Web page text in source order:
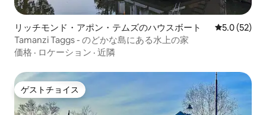
リッチモンド・アポン・テムズのハウスボート レビュー52
5.0 (52)
Tamanzi Taggs - のどかな島にある水上の家
価格 · ロケーション · 近隣
ゲストチョイス
ゲストチョイス